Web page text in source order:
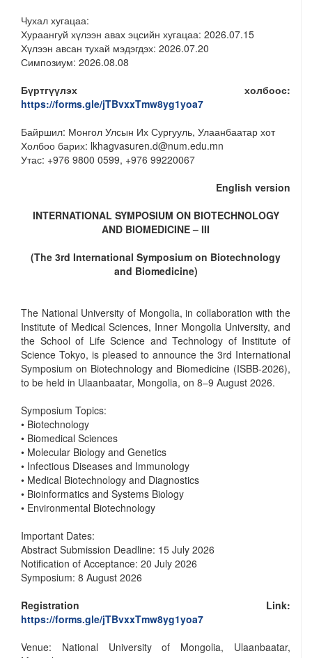
Чухал хугацаа:
Хураангуй хүлээн авах эцсийн хугацаа: 2026.07.15
Хүлээн авсан тухай мэдэгдэх: 2026.07.20
Симпозиум: 2026.08.08
Бүртгүүлэх холбоос:
https://forms.gle/jTBvxxTmw8yg1yoa7
Байршил: Монгол Улсын Их Сургууль, Улаанбаатар хот
Холбоо барих: lkhagvasuren.d@num.edu.mn
Утас: +976 9800 0599, +976 99220067
English version
INTERNATIONAL SYMPOSIUM ON BIOTECHNOLOGY
AND BIOMEDICINE – III
(The 3rd International Symposium on Biotechnology
and Biomedicine)
The National University of Mongolia, in collaboration with the
Institute of Medical Sciences, Inner Mongolia University, and
the School of Life Science and Technology of Institute of
Science Tokyo, is pleased to announce the 3rd International
Symposium on Biotechnology and Biomedicine (ISBB-2026),
to be held in Ulaanbaatar, Mongolia, on 8–9 August 2026.
Symposium Topics:
• Biotechnology
• Biomedical Sciences
• Molecular Biology and Genetics
• Infectious Diseases and Immunology
• Medical Biotechnology and Diagnostics
• Bioinformatics and Systems Biology
• Environmental Biotechnology
Important Dates:
Abstract Submission Deadline: 15 July 2026
Notification of Acceptance: 20 July 2026
Symposium: 8 August 2026
Registration Link:
https://forms.gle/jTBvxxTmw8yg1yoa7
Venue: National University of Mongolia, Ulaanbaatar,